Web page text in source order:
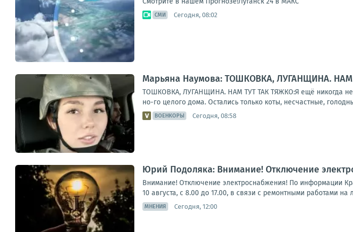
СМИ Сегодня, 08:02
Марьяна Наумова: ТОШКОВКА, ЛУГАНЩИНА.
ТОШКОВКА, ЛУГАНЩИНА. НАМ ТУТ ТАК ТЯЖКО:Я ещё никогда не
но-го целого дома. Остались только коты, несчастные,
ВОЕНКОРЫ Сегодня, 08:58
Юрий Подоляка: Внимание! Отключение
Внимание! Отключение электроснабжения! По информации
10 августа, с 8.00 до 17.00, в связи с ремонтными работами
МНЕНИЯ Сегодня, 12:00